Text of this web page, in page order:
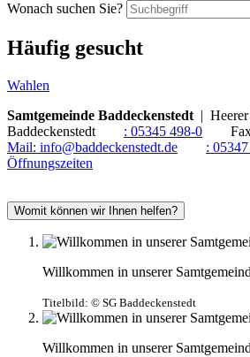
Wonach suchen Sie?
Häufig gesucht
Wahlen
Samtgemeinde Baddeckenstedt |
Baddeckenstedt : 05345 498-0
Mail: info@baddeckenstedt.de :
Öffnungszeiten
Womit können wir Ihnen helfen?
Willkommen in unserer
Titelbild: © SG Baddeckenstedt
Willkommen in unserer